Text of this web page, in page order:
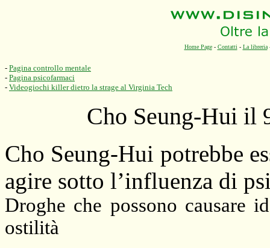
Home Page- Contatti - La libreria
- Pagina controllo mentale
- Pagina psicofarmaci
- Videogiochi killer dietro la strage al Virginia Tech
Cho Seung-Hui il
Cho Seung-Hui potrebbe
agire sotto l’influenza di
Droghe che possono causare
ostilità